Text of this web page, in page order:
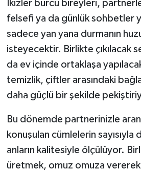
İkizler burcu bireyleri,
felsefi ya da günlük sohbetler
sadece yan yana durmanın
isteyecektir. Birlikte çıkılacak
da ev içinde ortaklaşa
temizlik, çiftler arasındaki
daha güçlü bir şekilde
Bu dönemde partnerinizle
konuşulan cümlelerin sayısıyla
anların kalitesiyle ölçülüyor.
üretmek, omuz omuza